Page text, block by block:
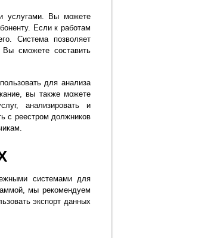
услугами. Вы можете
Если к работам
Система позволяет
Вы сможете составить
для анализа
вы также можете
анализировать и
с реестром должников
системами для
мы рекомендуем
экспорт данных